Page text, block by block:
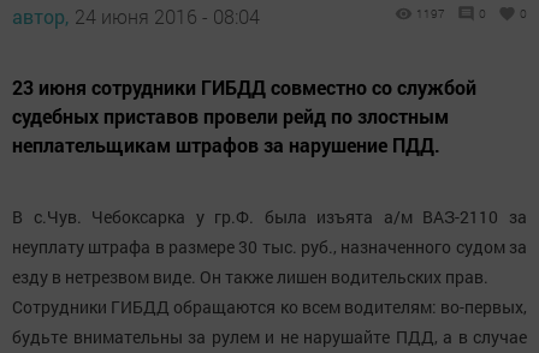
автор, 24 июня 2016 - 08:04 1197 0 0
23 июня сотрудники ГИБДД совместно со службой
судебных приставов провели рейд по злостным
неплательщикам штрафов за нарушение ПДД.
В с.Чув. Чебоксарка у гр.Ф. была изъята а/м ВАЗ-2110 за
неуплату штрафа в размере 30 тыс. руб., назначенного судом за
езду в нетрезвом виде. Он также лишен водительских прав.
Сотрудники ГИБДД обращаются ко всем водителям: во-первых,
будьте внимательны за рулем и не нарушайте ПДД, а в случае